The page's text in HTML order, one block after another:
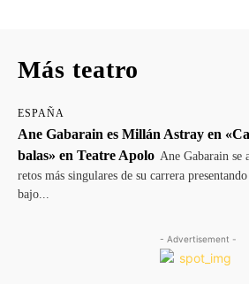
Más teatro
ESPAÑA
Ane Gabarain es Millán Astray en
balas» en Teatre Apolo Ane Gabarain se
retos más singulares de su carrera
bajo...
- Advertisement -